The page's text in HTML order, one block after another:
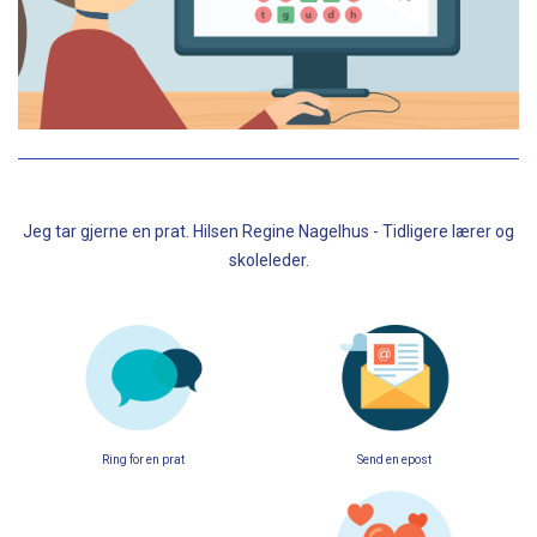
Jeg tar gjerne en prat. Hilsen Regine Nagelhus - Tidligere lærer og
skoleleder.
Ring for en prat Send en epost